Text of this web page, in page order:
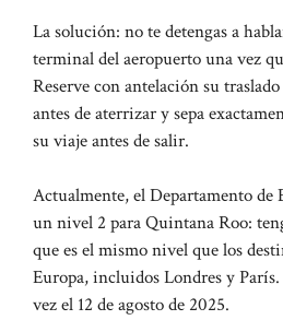
La solución: no te detengas a
terminal del aeropuerto una vez
Reserve con antelación su
antes de aterrizar y sepa
su viaje antes de salir.
Actualmente, el Departamento de
un nivel 2 para Quintana Roo:
que es el mismo nivel que los
Europa, incluidos Londres y
vez el 12 de agosto de 2025.